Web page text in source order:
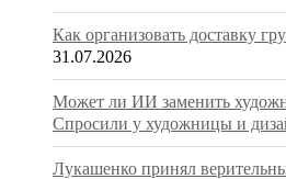
Как организовать доставку
31.07.2026
Может ли ИИ заменить
Спросили у художницы и
Лукашенко принял